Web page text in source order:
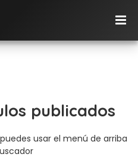
publicados
usar el menú de arriba